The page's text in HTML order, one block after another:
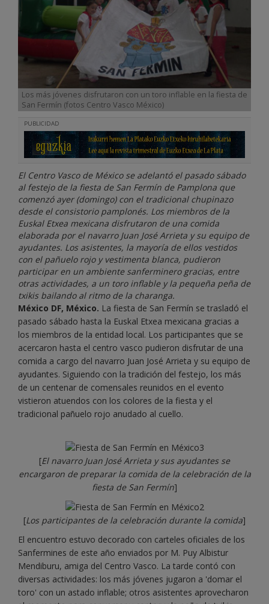
Los más jóvenes disfrutaron con un toro inflable en la fiesta de
San Fermín (fotos Centro Vasco México)
PUBLICIDAD
El Centro Vasco de México se adelantó el pasado sábado
al festejo de la fiesta de San Fermín de Pamplona que
comenzó ayer (domingo) con el tradicional chupinazo
desde el consistorio pamplonés. Los miembros de la
Euskal Etxea mexicana disfrutaron de una comida
elaborada por el navarro Juan José Arrieta y su equipo de
ayudantes. Los asistentes, la mayoría de ellos vestidos
con el pañuelo rojo y vestimenta blanca, pudieron
participar en un ambiente sanferminero gracias, entre
otras actividades, a un toro inflable y la pequeña peña de
txikis bailando al ritmo de la charanga.
México DF, México. La fiesta de San Fermín se trasladó el
pasado sábado hasta la Euskal Etxea mexicana gracias a
los miembros de la entidad local. Los participantes que se
acercaron hasta el centro vasco pudieron disfrutar de una
comida a cargo del navarro Juan José Arrieta y su equipo de
ayudantes. Siguiendo con la tradición del festejo, los más
de un centenar de comensales reunidos en el evento
vistieron atuendos con los colores de la fiesta y el
tradicional pañuelo rojo anudado al cuello.
[El navarro Juan José Arrieta y sus ayudantes se
encargaron de preparar la comida de la celebración de la
fiesta de San Fermín]
[Los participantes de la celebración durante la comida]
El encuentro estuvo decorado con carteles oficiales de los
Sanfermines de este año enviados por M. Puy Albistur
Mendiburu, amiga del Centro Vasco. La tarde contó con
diversas actividades: los más jóvenes jugaron a 'domar el
toro' con un astado inflable; otros asistentes aprovecharon